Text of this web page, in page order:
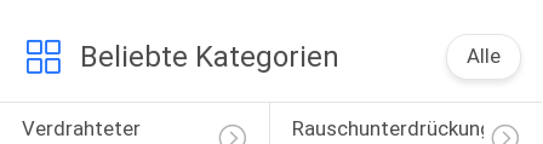
Beliebte Kategorien Alle
Verdrahteter
Rauschunterdrückungs-